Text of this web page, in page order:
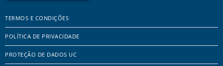
TERMOS E CONDIÇÕES
POLÍTICA DE PRIVACIDADE
PROTEÇÃO DE DADOS UC